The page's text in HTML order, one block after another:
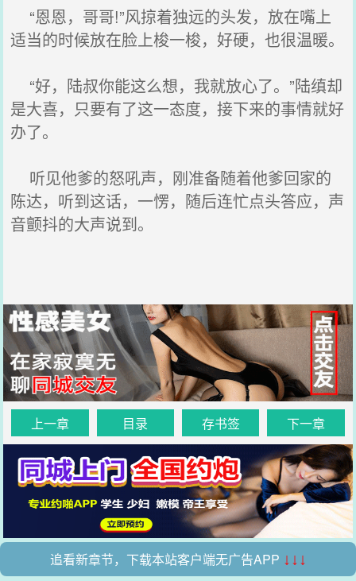
“恩恩，哥哥!”风掠着独远的头发，放在嘴上
适当的时候放在脸上梭一梭，好硬，也很温暖。
“好，陆叔你能这么想，我就放心了。”陆缜却
是大喜，只要有了这一态度，接下来的事情就好
办了。
听见他爹的怒吼声，刚准备随着他爹回家的
陈达，听到这话，一愣，随后连忙点头答应，声
音颤抖的大声说到。
上一章 目录 存书签 下一章
追看新章节，下载本站客户端无广告APP ↓↓↓